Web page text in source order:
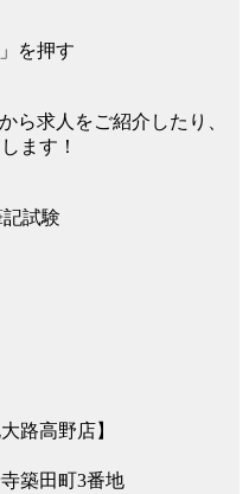
を押す
ら求人をご紹介したり、
ます！
試験
路高野店】
築田町3番地